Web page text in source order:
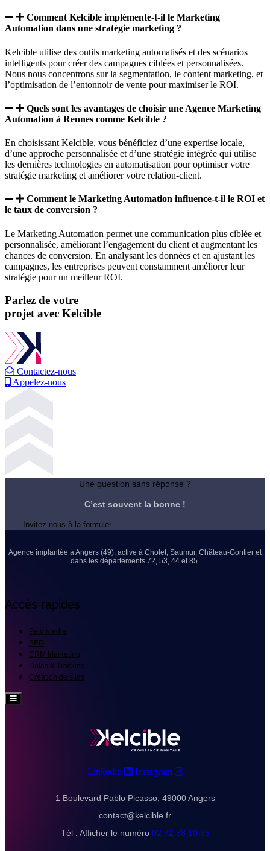
Comment Kelcible implémente-t-il le Marketing
Automation dans une stratégie marketing ?
Kelcible utilise des outils marketing automatisés et des scénarios
intelligents pour créer des campagnes ciblées et personnalisées.
Nous nous concentrons sur la segmentation, le content marketing, et
l’optimisation de l’entonnoir de vente pour maximiser le ROI.
Quels sont les avantages de choisir une Agence Marketing
Automation à Rennes comme Kelcible ?
En choisissant Kelcible, vous bénéficiez d’une expertise locale,
d’une approche personnalisée et d’une stratégie intégrée qui utilise
les dernières technologies en automatisation pour optimiser votre
stratégie marketing et améliorer votre relation-client.
Comment le Marketing Automation influence-t-il le ROI et
le taux de conversion ?
Le Marketing Automation permet une communication plus ciblée et
personnalisée, améliorant l’engagement du client et augmentant les
chances de conversion. En analysant les données et en ajustant les
campagnes, les entreprises peuvent constamment améliorer leur
stratégie pour un meilleur ROI.
Parlez de votre
projetavec Kelcible
Contactez-nous
Appelez-nous
Une question sans réponse ?
C’est souvent la bonne !
Invitez-nous à la formuler
Agence implantée à Angers (49), active à Cholet, Saumur, Château-Gontier et
dans les départements 72, 53, 44 et 85.
Accès rapides
Paid media
SEO
CRM Marketing
Datas & Tracking
Création de sites
Hamburger
Toggle
Linkedin Instagram
1 Boulevard Pablo Picasso, 49000 Angers
contact@kelcible.fr
Tél : Afficher le numéro 02 72 88 10 95